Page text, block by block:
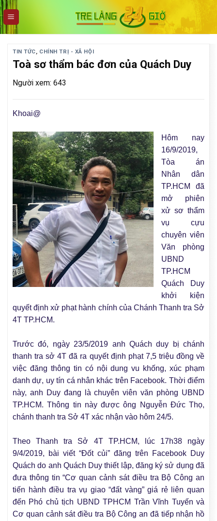
Skip
to
content
TIN TỨC, CHÍNH TRỊ - XÃ HỘI
Toà sơ thẩm bác đơn của Quách Duy
Người xem: 643
Khoai@
Hôm nay
16/9/2019,
Tòa án
Nhân dân
TP.HCM đã
mở phiên
xử sơ thẩm
vụ cựu
chuyên viên
Văn phòng
UBND
TP.HCM
Quách Duy
khởi kiện
quyết định xử phạt hành chính của Chánh Thanh tra Sở
4T TP.HCM.
Trước đó, ngày 23/5/2019 anh Quách duy bị chánh
thanh tra sở 4T đã ra quyết định phạt 7,5 triệu đồng về
việc đăng thông tin có nội dung vu khống, xúc phạm
danh dự, uy tín cá nhân khác trên Facebook. Thời điểm
này, anh Duy đang là chuyên viên văn phòng UBND
TP.HCM. Thông tin này được ông Nguyễn Đức Thọ,
chánh thanh tra Sở 4T xác nhận vào hôm 24/5.
Theo Thanh tra Sở 4T TP.HCM, lúc 17h38 ngày
9/4/2019, bài viết “Đốt củi” đăng trên Facebook Duy
Quách do anh Quách Duy thiết lập, đăng ký sử dụng đã
đưa thông tin “Cơ quan cảnh sát điều tra Bộ Công an
tiến hành điều tra vụ giao “đất vàng” giá rẻ liên quan
đến Phó chủ tịch UBND TPHCM Trần Vĩnh Tuyến và
Cơ quan cảnh sát điều tra Bộ Công an đã tiếp nhận hồ